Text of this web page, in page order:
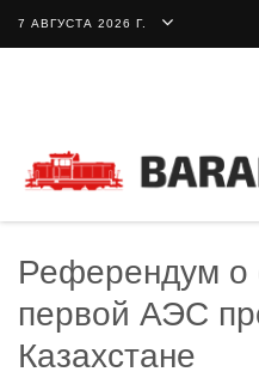
7 АВГУСТА 2026 Г.
Референдум о
первой АЭС
Казахстане